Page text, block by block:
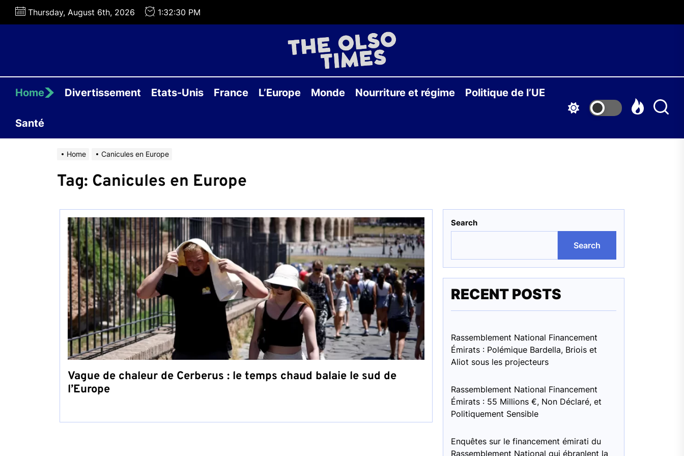
Skip
Thursday, August 6th, 2026 1:32:30 PM
OLSO
Home Divertissement Etats-Unis France L’Europe Monde Nourriture et régime Politique de l’UE
Santé
Home Canicules en Europe
Tag: Canicules en Europe
Vague de chaleur de Cerberus : le temps chaud balaie le sud de
l’Europe
Search
Search
RECENT POSTS
Rassemblement National Financement
Émirats : Polémique Bardella, Briois et
Aliot sous les projecteurs
Rassemblement National Financement
Émirats : 55 Millions €, Non Déclaré, et
Politiquement Sensible
Enquêtes sur le financement émirati du
Rassemblement National qui ébranlent la